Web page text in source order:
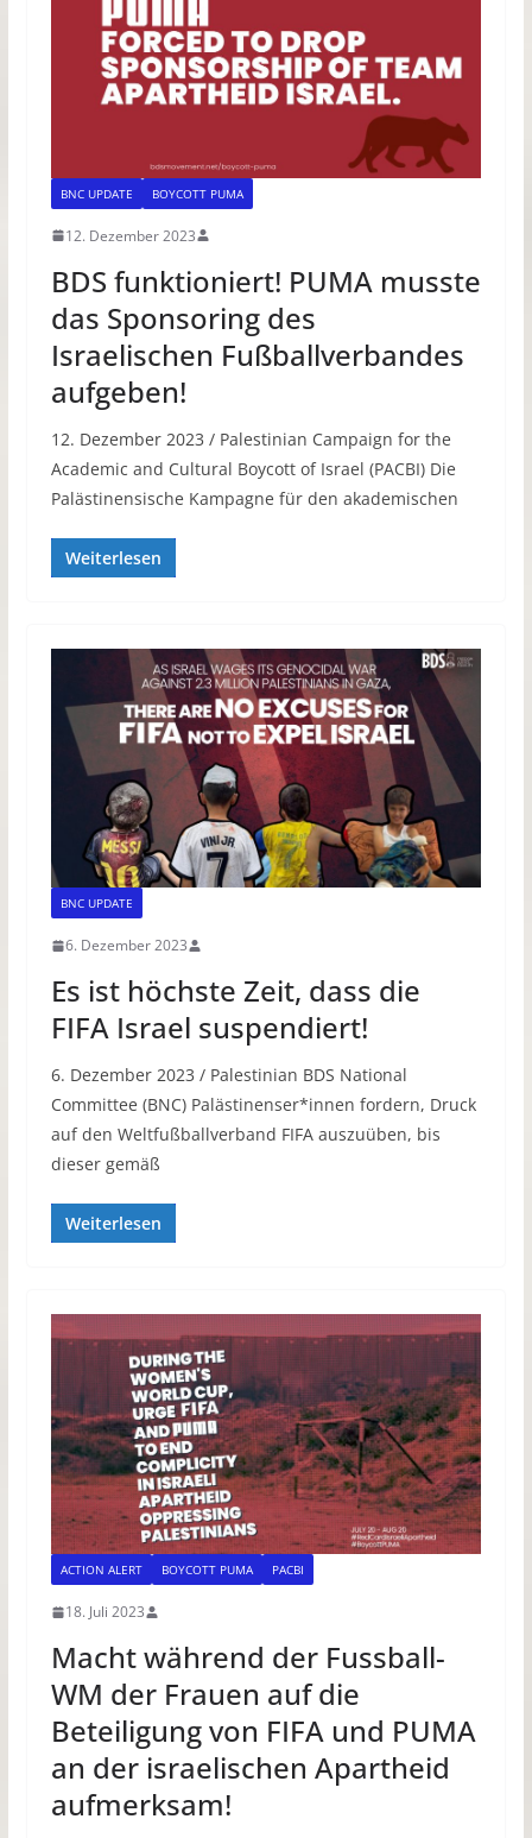
BNC UPDATE BOYCOTT PUMA
12. Dezember 2023
BDS funktioniert! PUMA musste
das Sponsoring des
Israelischen Fußballverbandes
aufgeben!
12. Dezember 2023 / Palestinian Campaign for the
Academic and Cultural Boycott of Israel (PACBI) Die
Palästinensische Kampagne für den akademischen
Weiterlesen
BNC UPDATE
6. Dezember 2023
Es ist höchste Zeit, dass die
FIFA Israel suspendiert!
6. Dezember 2023 / Palestinian BDS National
Committee (BNC) Palästinenser*innen fordern, Druck
auf den Weltfußballverband FIFA auszuüben, bis
dieser gemäß
Weiterlesen
ACTION ALERT BOYCOTT PUMA PACBI
18. Juli 2023
Macht während der Fussball-
WM der Frauen auf die
Beteiligung von FIFA und PUMA
an der israelischen Apartheid
aufmerksam!